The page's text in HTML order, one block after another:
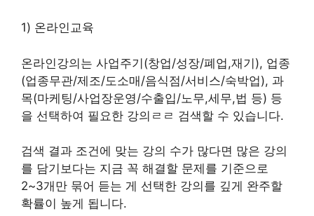
1) 온라인교육
온라인강의는 사업주기(창업/성장/폐업,재기), 업종
(업종무관/제조/도소매/음식점/서비스/숙박업), 과
목(마케팅/사업장운영/수출입/노무,세무,법 등) 등
을 선택하여 필요한 강의ㄹㄹ 검색할 수 있습니다.
검색 결과 조건에 맞는 강의 수가 많다면 많은 강의
를 담기보다는 지금 꼭 해결할 문제를 기준으로
2~3개만 묶어 듣는 게 선택한 강의를 깊게 완주할
확률이 높게 됩니다.